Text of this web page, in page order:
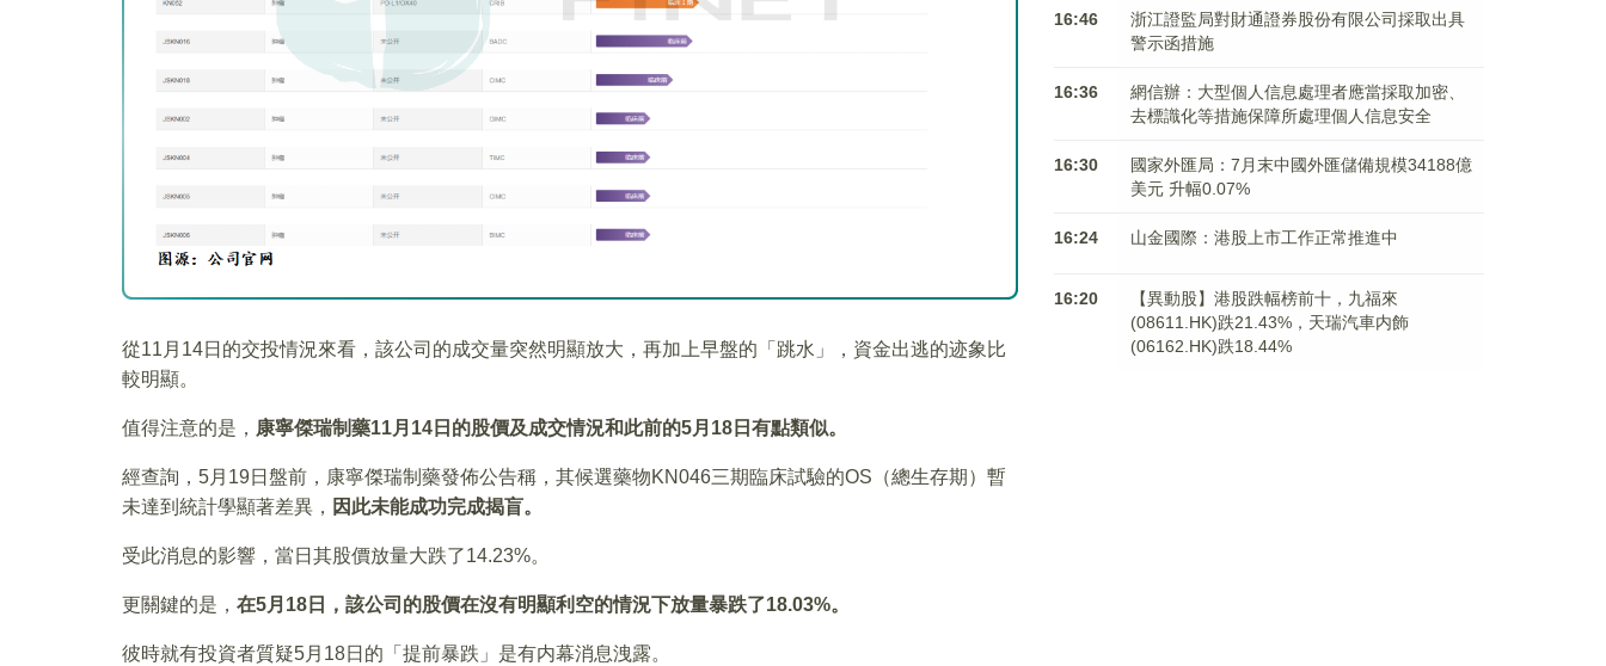
從11月14日的交投情況來看，該公司的成交量突然明顯放大，再加上早盤的「跳水」，資金出逃的迹象比
較明顯。
值得注意的是， 康寧傑瑞制藥11月14日的股價及成交情況和此前的5月18日有點類似。
經查詢，5月19日盤前，康寧傑瑞制藥發佈公告稱，其候選藥物KN046三期臨床試驗的OS（總生存期）暫
未達到統計學顯著差異， 因此未能成功完成揭盲。
受此消息的影響，當日其股價放量大跌了14.23%。
更關鍵的是， 在5月18日，該公司的股價在沒有明顯利空的情況下放量暴跌了18.03%。
彼時就有投資者質疑5月18日的「提前暴跌」是有内幕消息洩露。
16:46
浙江證監局對財通證券股份有限公司採取出具
警示函措施
16:36
網信辦：大型個人信息處理者應當採取加密、
去標識化等措施保障所處理個人信息安全
16:30
國家外匯局：7月末中國外匯儲備規模34188億
美元 升幅0.07%
16:24 山金國際：港股上市工作正常推進中
16:20
【異動股】港股跌幅榜前十，九福來
(08611.HK)跌21.43%，天瑞汽車内飾
(06162.HK)跌18.44%